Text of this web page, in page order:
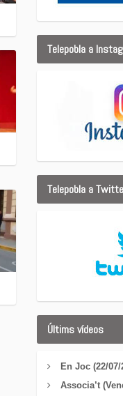
Telepobla a
Telepobla a
Últims vídeos
En Joc (22/07/
Associa’t